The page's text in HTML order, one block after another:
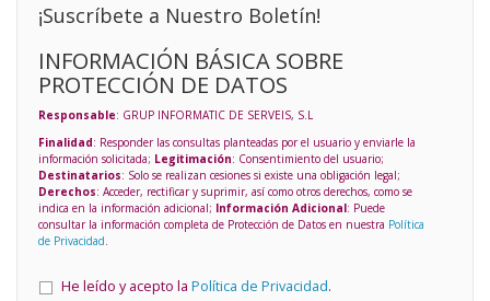
¡Suscríbete a Nuestro Boletín!
INFORMACIÓN BÁSICA SOBRE
PROTECCIÓN DE DATOS
Responsable: GRUP INFORMATIC DE SERVEIS, S.L
Finalidad: Responder las consultas planteadas por el usuario y enviarle la
información solicitada; Legitimación: Consentimiento del usuario;
Destinatarios: Solo se realizan cesiones si existe una obligación legal;
Derechos: Acceder, rectificar y suprimir, así como otros derechos, como se
indica en la información adicional; Información Adicional: Puede
consultar la información completa de Protección de Datos en nuestra Política
de Privacidad
He leído y acepto la Política de Privacidad.